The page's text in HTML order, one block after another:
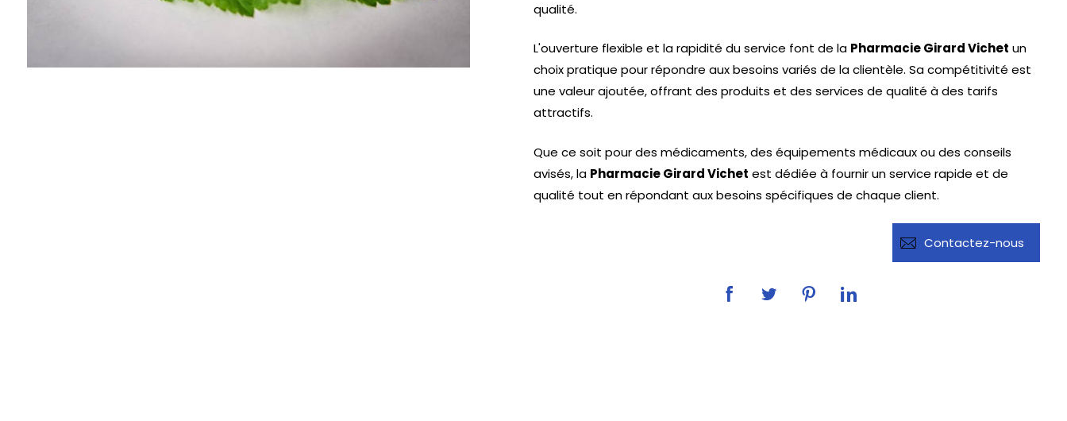
qualité.
L'ouverture flexible et la rapidité du service font de la Pharmacie Girard Vichet un
choix pratique pour répondre aux besoins variés de la clientèle. Sa compétitivité est
une valeur ajoutée, offrant des produits et des services de qualité à des tarifs
attractifs.
Que ce soit pour des médicaments, des équipements médicaux ou des conseils
avisés, la Pharmacie Girard Vichet est dédiée à fournir un service rapide et de
qualité tout en répondant aux besoins spécifiques de chaque client.
Contactez-nous